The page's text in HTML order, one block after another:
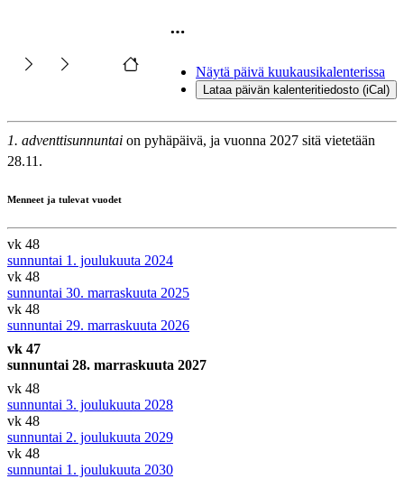
Näytä päivä kuukausikalenterissa
Lataa päivän kalenteritiedosto (iCal)
1. adventtisunnuntai on pyhäpäivä, ja vuonna 2027 sitä vietetään
28.11.
Menneet ja tulevat vuodet
vk 48
sunnuntai 1. joulukuuta 2024
vk 48
sunnuntai 30. marraskuuta 2025
vk 48
sunnuntai 29. marraskuuta 2026
vk 47
sunnuntai 28. marraskuuta 2027
vk 48
sunnuntai 3. joulukuuta 2028
vk 48
sunnuntai 2. joulukuuta 2029
vk 48
sunnuntai 1. joulukuuta 2030